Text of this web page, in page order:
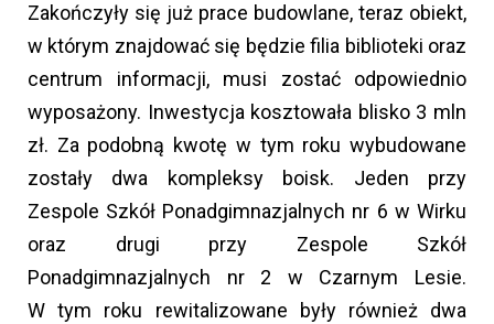
Zakończyły się już prace budowlane, teraz obiekt,
w którym znajdować się będzie filia biblioteki oraz
centrum informacji, musi zostać odpowiednio
wyposażony. Inwestycja kosztowała blisko 3 mln
zł. Za podobną kwotę w tym roku wybudowane
zostały dwa kompleksy boisk. Jeden przy
Zespole Szkół Ponadgimnazjalnych nr 6 w Wirku
oraz drugi przy Zespole Szkół
Ponadgimnazjalnych nr 2 w Czarnym Lesie.
W tym roku rewitalizowane były również dwa